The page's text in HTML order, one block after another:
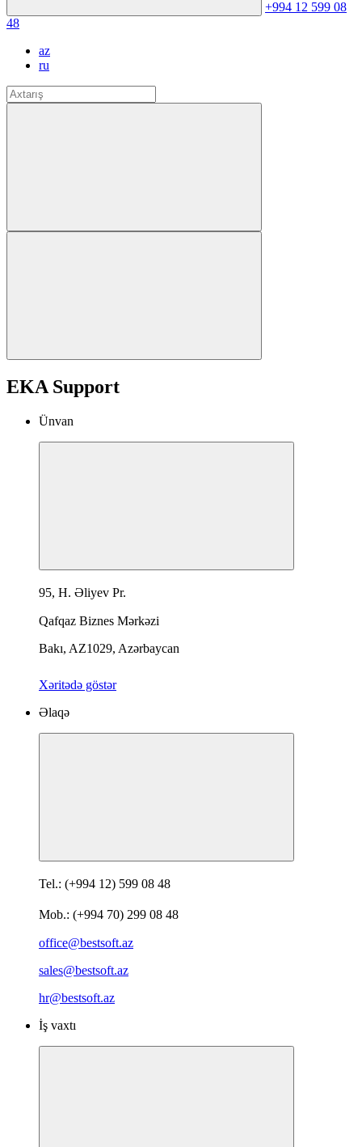
+994 12 599 08
48
az
ru
EKA Support
Ünvan
95, H. Əliyev Pr.
Qafqaz Biznes Mərkəzi
Bakı, AZ1029, Azərbaycan
Xəritədə göstər
Əlaqə
Tel.: (+994 12) 599 08 48
Mob.: (+994 70) 299 08 48
office@bestsoft.az
sales@bestsoft.az
hr@bestsoft.az
İş vaxtı